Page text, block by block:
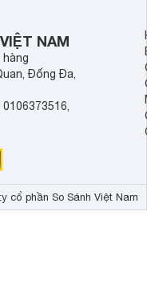
NAM
Đống Đa,
cổ phần So Sánh Việt Nam